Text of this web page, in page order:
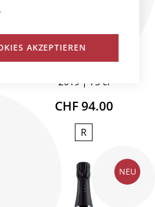
Frankreich, Champagne
Huré Frères
2019
75 cl
CHF 94.00
R
NEU
AKZEPTIEREN